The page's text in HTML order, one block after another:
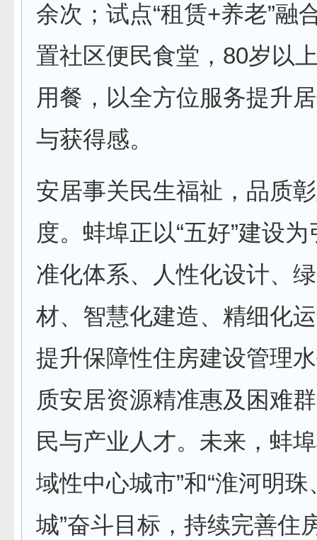
余次；试点“租赁+养老”融
置社区便民食堂，80岁以
用餐，以全方位服务提升
与获得感。
安居事关民生福祉，品质
度。蚌埠正以“五好”建设
准化体系、人性化设计、
材、智慧化建造、精细化
提升保障性住房建设管理
质安居资源精准惠及困难
民与产业人才。未来，蚌
域性中心城市”和“淮河明
城”奋斗目标，持续完善住